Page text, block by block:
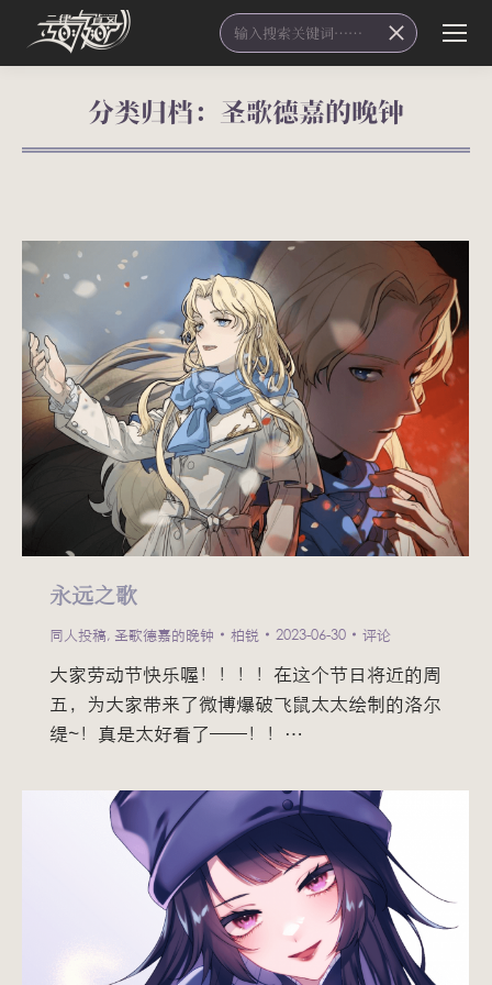
Search:
分类归档： 圣歌德嘉的晚钟
您在这里：
永远之歌
同人投稿, 圣歌德嘉的晚钟 柏锐 2023-06-30 评论
大家劳动节快乐喔！！！！在这个节日将近的周
五，为大家带来了微博爆破飞鼠太太绘制的洛尔
缇~！真是太好看了——！！…